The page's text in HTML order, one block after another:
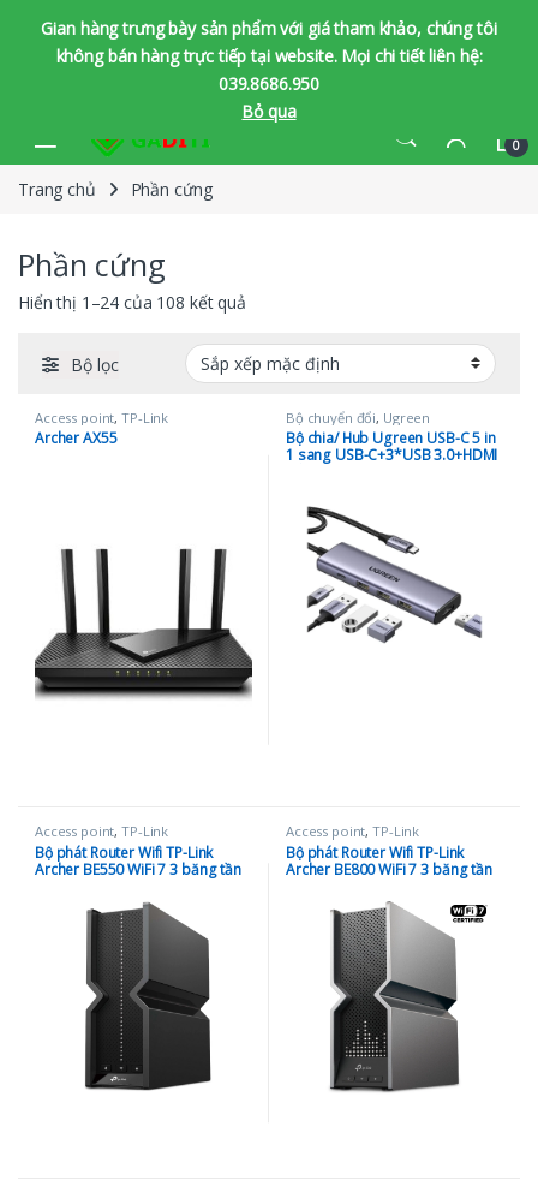
Gian hàng trưng bày sản phẩm với giá tham khảo, chúng tôi
không bán hàng trực tiếp tại website. Mọi chi tiết liên hệ:
039.8686.950
Bỏ qua
0
Trang chủ Phần cứng
Phần cứng
Hiển thị 1–24 của 108 kết quả
Bộ lọc
Access point,TP-Link
Archer AX55
Bộ chuyển đổi, Ugreen
Bộ chia/ Hub Ugreen USB-C 5 in
1 sang USB-C+3*USB 3.0+HDMI
Access point,TP-Link
Bộ phát Router Wifi TP-Link
Archer BE550 WiFi 7 3 băng tần
Access point,TP-Link
Bộ phát Router Wifi TP-Link
Archer BE800 WiFi 7 3 băng tần